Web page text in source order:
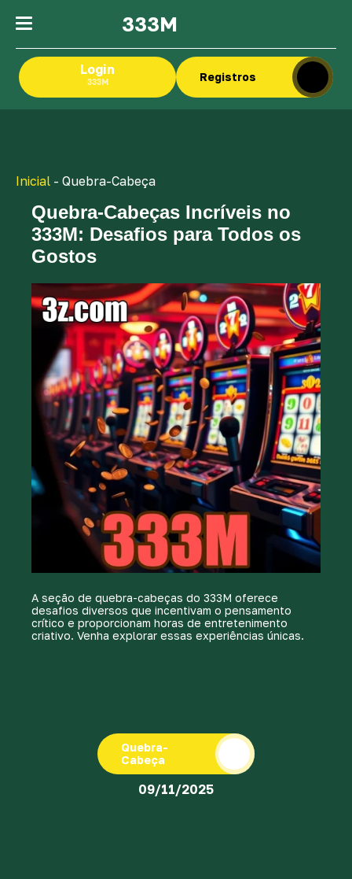
333M
Login
333M Registros
Inicial - Quebra-Cabeça
Quebra-Cabeças Incríveis no
333M: Desafios para Todos os
Gostos
A seção de quebra-cabeças do 333M oferece
desafios diversos que incentivam o pensamento
crítico e proporcionam horas de entretenimento
criativo. Venha explorar essas experiências únicas.
Quebra-
Cabeça
09/11/2025